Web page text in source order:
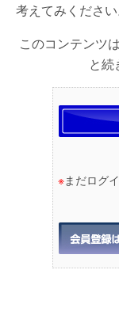
考えてみください
このコンテンツ
と続
※まだログ